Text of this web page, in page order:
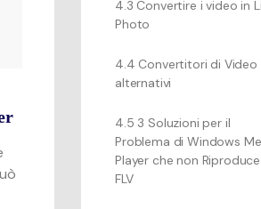
4.3 Convertire i video in
Photo
4.4 Convertitori di Video
alternativi
4.5 3 Soluzioni per il
Problema di Windows
Player che non Riproduce
FLV